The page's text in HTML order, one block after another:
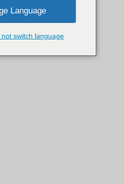
Language
switch language